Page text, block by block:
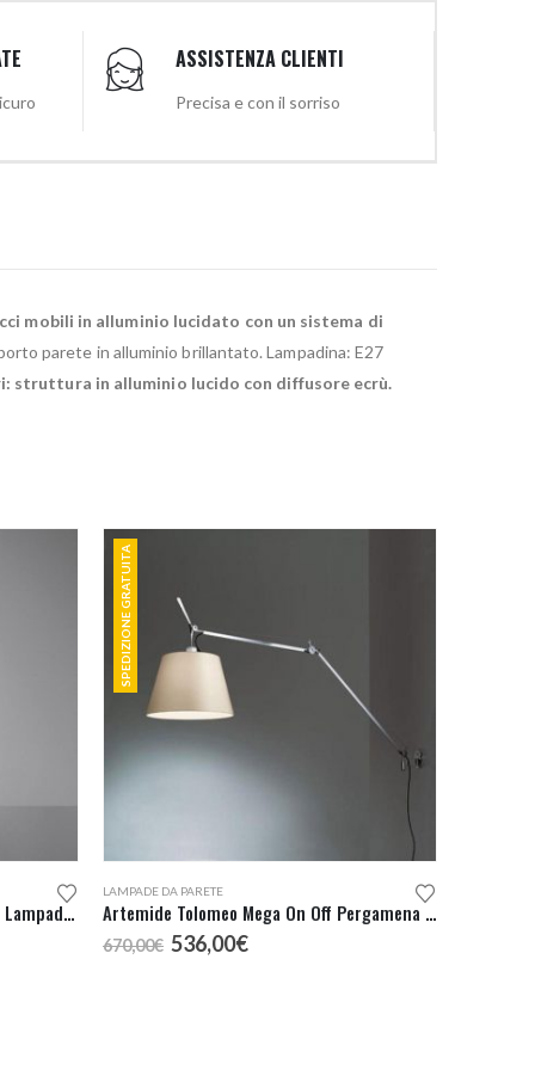
ASSISTENZA CLIENTI
Precisa e con il sorriso
mobili in alluminio lucidato con un sistema di
parete in alluminio brillantato. Lampadina: E27
struttura in alluminio lucido con diffusore ecrù.
Artemide Tolomeo Micro Alluminio Lampada Terra
SPEDIZIONE GRATUITA
LAMPADE DA PARETE
Artemide Tolomeo Mega On Off Pergamena 36 Parete
670,00€ Il
prezzo
536,00€Il